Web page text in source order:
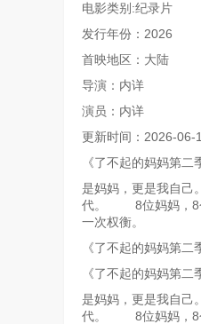
电影类别:纪录片
发行年份：2026
首映地区：大陆
导演：内详
演员：内详
更新时间：2026-06-
《了不起的妈妈第
是妈妈，更是我自己
代。 8位妈妈，8个
一次权衡。
《了不起的妈妈第二
《了不起的妈妈第
是妈妈，更是我自己
代。 8位妈妈，8个